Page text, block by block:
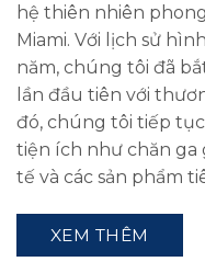
hệ thiên nhiên
Miami. Với lịch sử
năm, chúng tôi đã
lần đầu tiên với
đó, chúng tôi tiếp
tiện ích như chăn ga
tế và các sản phẩm
XEM THÊM